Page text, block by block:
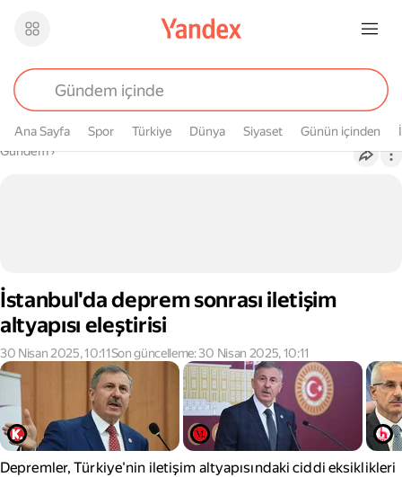
Ana Sayfa Spor Türkiye Dünya Siyaset Günün içinden
Buradasın
Gündem›
İstanbul'da deprem sonrası iletişim
altyapısı eleştirisi
30 Nisan 2025, 10:11Son güncelleme: 30 Nisan 2025, 10:11
Depremler, Türkiye'nin iletişim altyapısındaki ciddi eksiklikleri